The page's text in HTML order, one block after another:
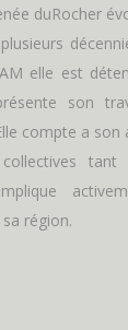
duRocher
elle est
son
compte a son
tant
région.